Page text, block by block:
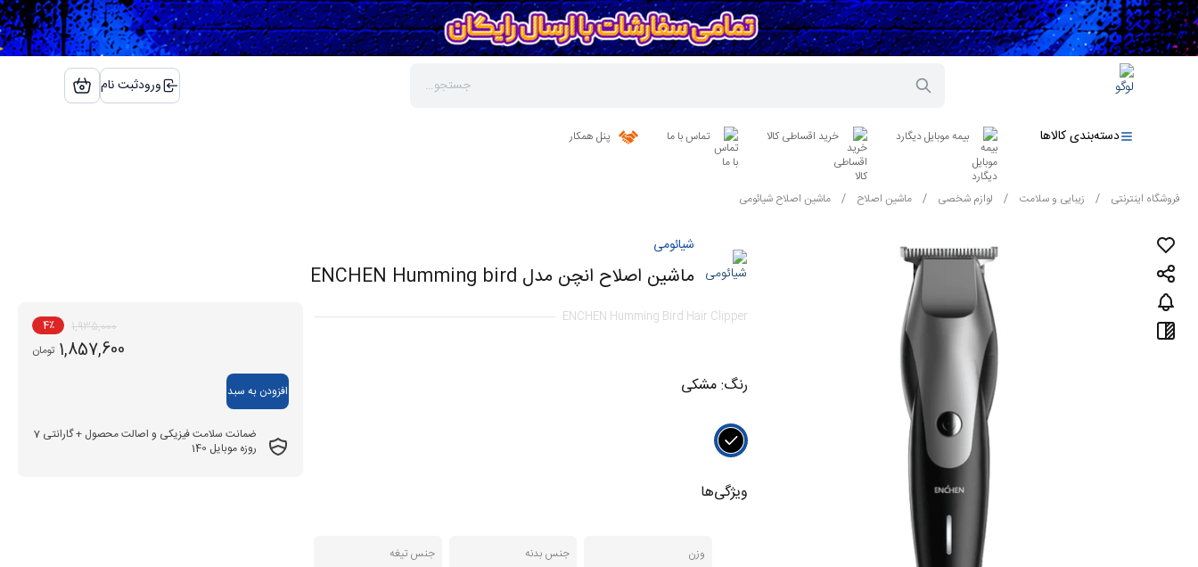
ورودثبت نام
دسته‌بندی کالاها بیمه موبایل دیگارد خرید اقساطی کالا تماس با ما پنل همکار
فروشگاه اینترنتی / زیبایی و سلامت / لوازم شخصی / ماشین اصلاح / ماشین اصلاح شیائومی
شیائومی
ماشین اصلاح انچن مدل ENCHEN Humming bird
ENCHEN Humming Bird Hair Clipper
رنگ: مشکی
ویژگی‌ها
وزن
جنس بدنه
جنس تیغه
1,935,000
4٪
1,857,600 تومان
افزودن به سبد
ضمانت سلامت فیزیکی و اصالت محصول + گارانتی 7
روزه موبایل 140